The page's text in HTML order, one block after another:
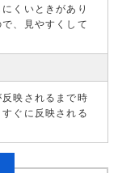
くいときがあり
、見やすくして
映されるまで時
ぐに反映される